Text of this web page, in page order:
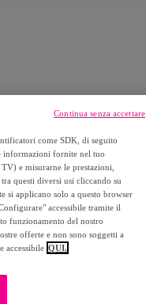
come SDK, di seguito
informazioni fornite nel tuo
e misurarne le prestazioni,
questi diversi usi cliccando su
si applicano solo a questo browser
accessibile tramite il
funzionamento del nostro
offerte e non sono soggetti a
accessibile QUI.
Continua senza accettare